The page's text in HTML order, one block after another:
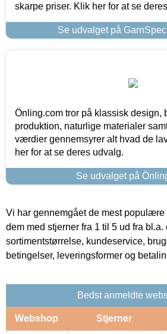
skarpe priser. Klik her for at se
Se udvalget på
Önling.com tror på klassisk design,
produktion, naturlige materialer
værdier gennemsyrer alt hvad de
her for at se deres udvalg.
Se udvalget på
Vi har gennemgået de mest
dem med stjerner fra 1 til 5 ud fra
sortimentstørrelse, kundeservice,
betingelser, leveringsformer og
Bedst anmeldte
Webshop Stjerner